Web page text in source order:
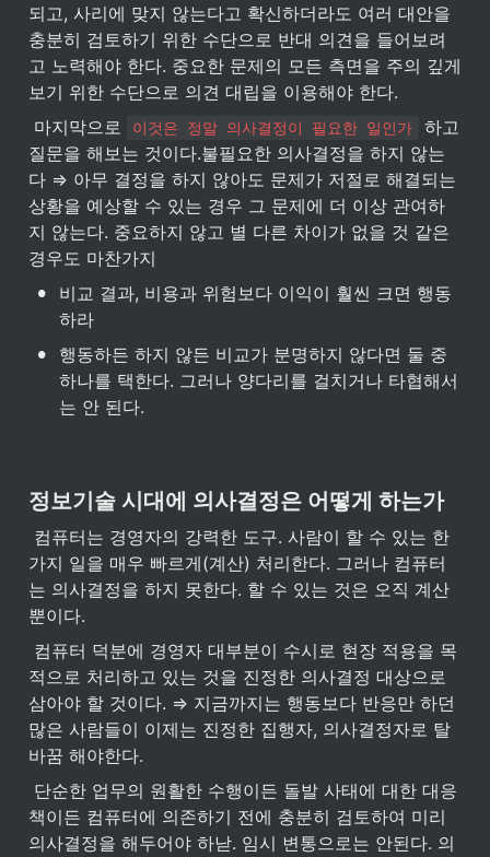
되고, 사리에 맞지 않는다고 확신하더라도 여러 대안을
충분히 검토하기 위한 수단으로 반대 의견을 들어보려
고 노력해야 한다. 중요한 문제의 모든 측면을 주의 깊게
보기 위한 수단으로 의견 대립을 이용해야 한다.
마지막으로
이것은 정말 의사결정이 필요한 일인가
하고
질문을 해보는 것이다.불필요한 의사결정을 하지 않는
다 ⇒ 아무 결정을 하지 않아도 문제가 저절로 해결되는
상황을 예상할 수 있는 경우 그 문제에 더 이상 관여하
지 않는다. 중요하지 않고 별 다른 차이가 없을 것 같은
경우도 마찬가지
•
비교 결과, 비용과 위험보다 이익이 훨씬 크면 행동
하라
•
행동하든 하지 않든 비교가 분명하지 않다면 둘 중
하나를 택한다. 그러나 양다리를 걸치거나 타협해서
는 안 된다.
정보기술 시대에 의사결정은 어떻게 하는가
가지 일을 매우 빠르게(계산) 처리한다. 그러나 컴퓨터
는 의사결정을 하지 못한다. 할 수 있는 것은 오직 계산
뿐이다.
적으로 처리하고 있는 것을 진정한 의사결정 대상으로
삼아야 할 것이다. ⇒ 지금까지는 행동보다 반응만 하던
많은 사람들이 이제는 진정한 집행자, 의사결정자로 탈
바꿈 해야한다.
책이든 컴퓨터에 의존하기 전에 충분히 검토하여 미리
의사결정을 해두어야 하낟. 임시 변통으로는 안된다. 의